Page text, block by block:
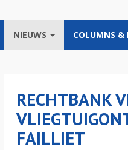
NIEUWS COLUMNS &
RECHTBANK
FAILLIET